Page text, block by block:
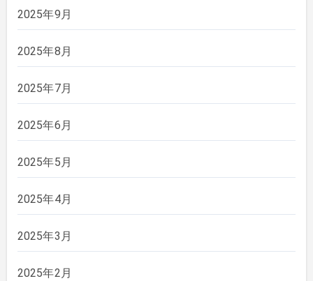
2025年9月
2025年8月
2025年7月
2025年6月
2025年5月
2025年4月
2025年3月
2025年2月